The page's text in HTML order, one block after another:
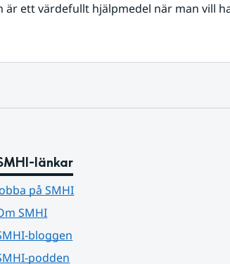
är ett värdefullt hjälpmedel när man vill
länkar
på SMHI
SMHI
bloggen
podden